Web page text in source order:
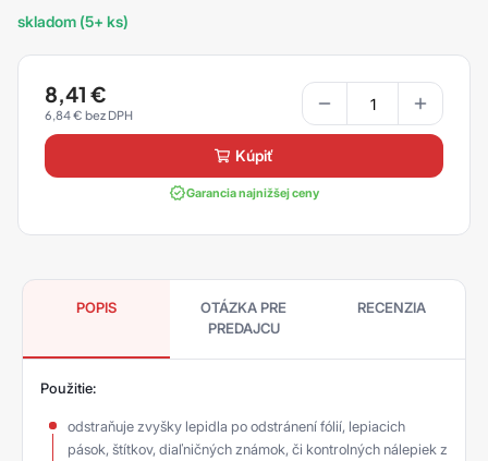
skladom (5+ ks)
8,41 €
6,84€
kúpiť
Garancia najnižšej ceny
POPIS
OTÁZKA PRE
PREDAJCU
RECENZIA
Použitie:
odstraňuje zvyšky lepidla po odstránení fólií, lepiacich
pások, štítkov, diaľničných známok, či kontrolných nálepiek z